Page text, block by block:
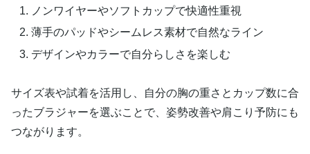
ノンワイヤーやソフトカップで快適性重視
薄手のパッドやシームレス素材で自然なライン
デザインやカラーで自分らしさを楽しむ
サイズ表や試着を活用し、自分の胸の重さとカップ数に合
ったブラジャーを選ぶことで、姿勢改善や肩こり予防にも
つながります。